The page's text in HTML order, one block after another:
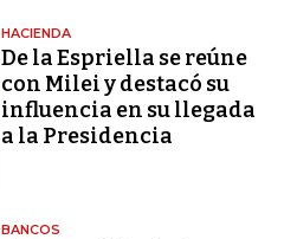
HACIENDA
De la Espriella se reúne
con Milei y destacó su
influencia en su llegada
a la Presidencia
BANCOS